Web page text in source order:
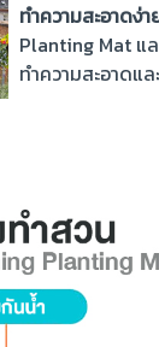
ทำความสะอาดง่า
Planting Mat แ
ทำความสะอาดแ